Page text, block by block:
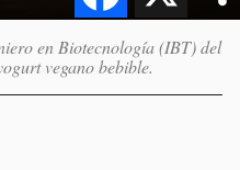
en Biotecnología (IBT) del
vegano bebible.